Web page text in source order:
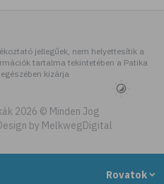
Rovatok
jellegűek, nem helyettesítik a
tartalma tekintetében a Patika
kizárja
2026 © Minden Jog
by MelkwegDigital